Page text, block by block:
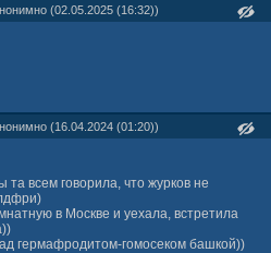
(02.05.2025 (16:32))
(16.04.2024 (01:20))
та всем говорила, что журков не
в Москве и уехала, встретила
гермафродитом-гомосеком башкой))